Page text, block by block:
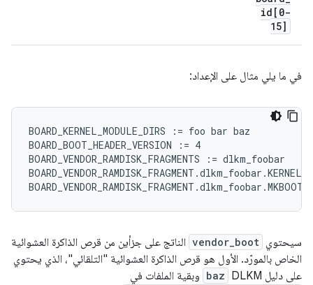
id[0-
15]
في ما يلي مثال على الإعداد:
BOARD_KERNEL_MODULE_DIRS := foo bar baz
BOARD_BOOT_HEADER_VERSION := 4
BOARD_VENDOR_RAMDISK_FRAGMENTS := dlkm_foobar
سيحتوي vendor_boot الناتج على جزأين من قرص الذاكرة العشوائية
الخاص بالمورّد. الأول هو قرص الذاكرة العشوائية "التلقائي"، الذي يحتوي
على دليل DLKM
baz وبقية الملفات في